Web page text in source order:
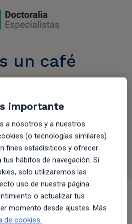
un café
para asegurarnos de que
importante
a nosotros y a nuestros
(o tecnologías similares)
fines estadísiticos y ofrecer
hábitos de navegación. Si
solo utilizaremos las
uso de nuestra página.
o actualizar tus
momento desde ajustes. Más
de cookies.